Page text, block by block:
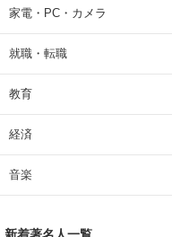
家電・PC・カメラ
就職・転職
教育
経済
音楽